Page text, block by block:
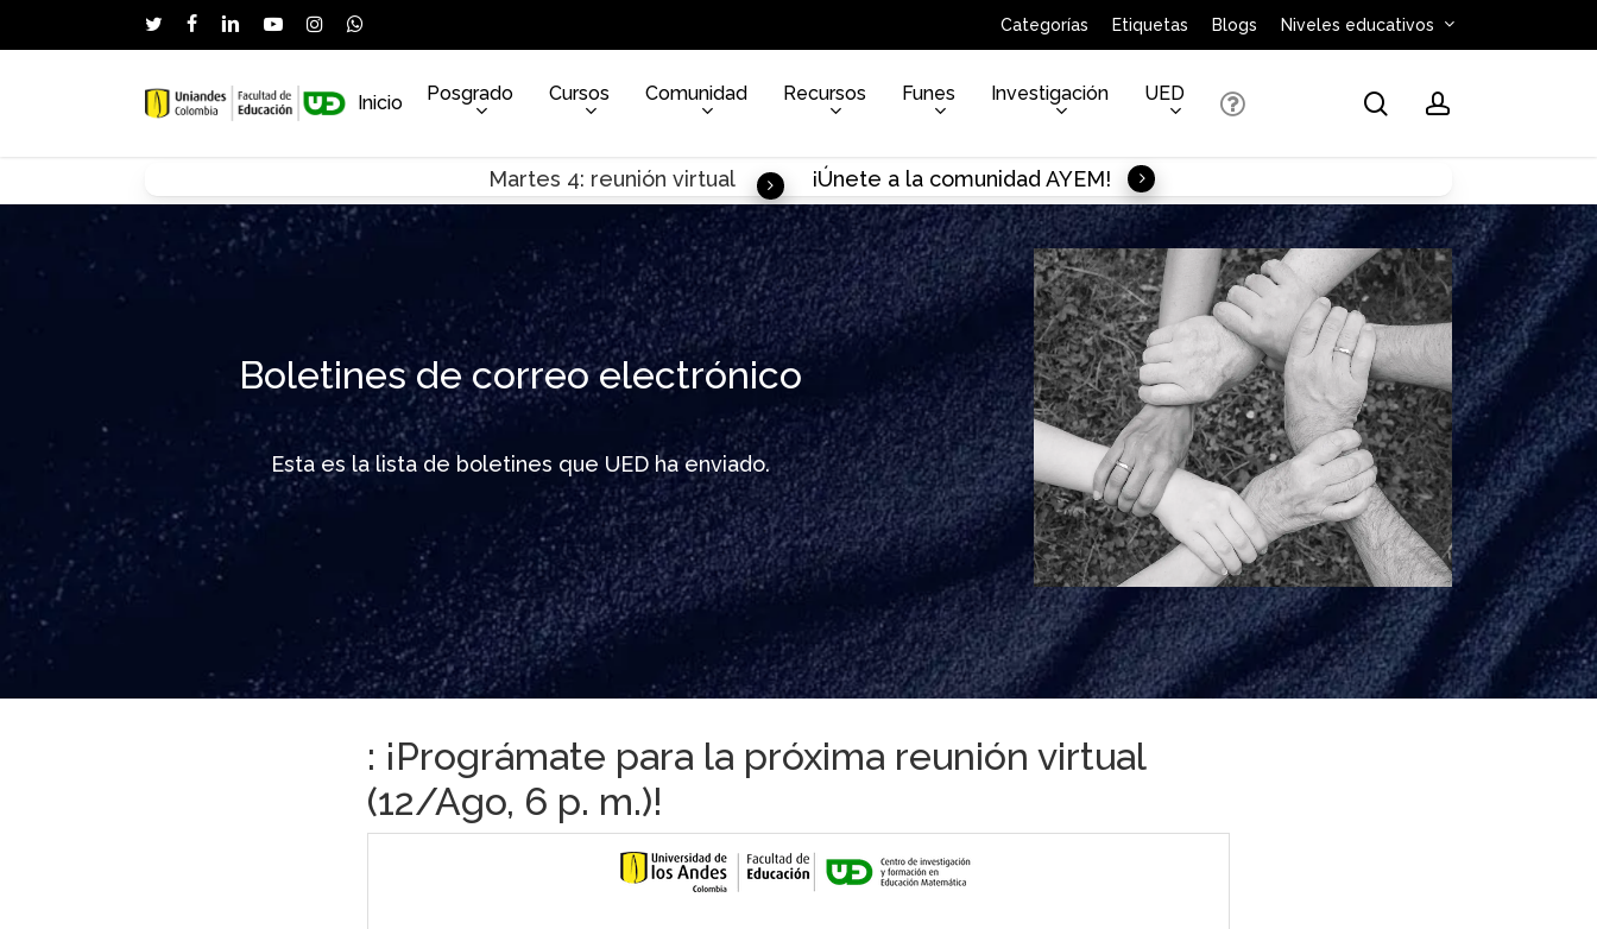
to
twitterfacebooklinkedinyoutubeinstagramwhatsapp Categorías Etiquetas Blogs Niveles educativos
Hit enter to search or ESC to close
Inicio Posgrado Cursos Comunidad Recursos Funes Investigación UED searchaccount
Martes 4: reunión virtual ¡Únete a la comunidad AYEM!
Boletines de correo electrónico
Esta es la lista de boletines que UED ha enviado.
: ¡Prográmate para la próxima reunión virtual
(12/Ago, 6 p. m.)!